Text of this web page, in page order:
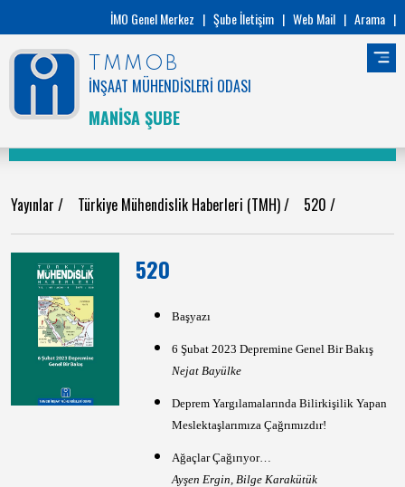
İMO Genel Merkez | Şube İletişim | Web Mail | Arama |
TMMOB
İNŞAAT MÜHENDİSLERİ ODASI
MANİSA ŞUBE
Yayınlar / Türkiye Mühendislik Haberleri (TMH)/ 520 /
520
Başyazı
6 Şubat 2023 Depremine Genel Bir Bakış
Nejat Bayülke
Deprem Yargılamalarında Bilirkişilik Yapan
Meslektaşlarımıza Çağrımızdır!
Ağaçlar Çağırıyor…
Ayşen Ergin, Bilge Karakütük